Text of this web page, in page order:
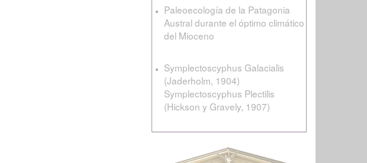
Paleoecología de la Patagonia
Austral durante el óptimo climático
del Mioceno
Symplectoscyphus Galacialis
(Jaderholm, 1904)
Symplectoscyphus Plectilis
(Hickson y Gravely, 1907)